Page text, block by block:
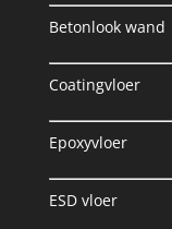
Betonlook wand
Coatingvloer
Epoxyvloer
ESD vloer